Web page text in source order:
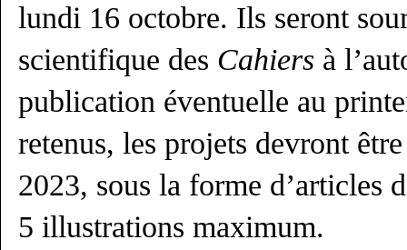
lundi 16 octobre. Ils seront
scientifique des Cahiers à
publication éventuelle au
retenus, les projets devront
2023, sous la forme d’articles
5 illustrations maximum.